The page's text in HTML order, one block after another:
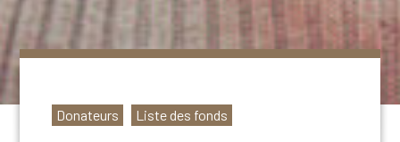
Donateurs Liste des fonds